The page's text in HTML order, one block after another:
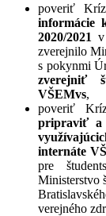
poveriť
informácie
2020/2021
zverejnilo
s pokynmi
zverejniť
VŠEMvs,
poveriť
pripraviť a
internáte
pre
Ministerstvo
verejného